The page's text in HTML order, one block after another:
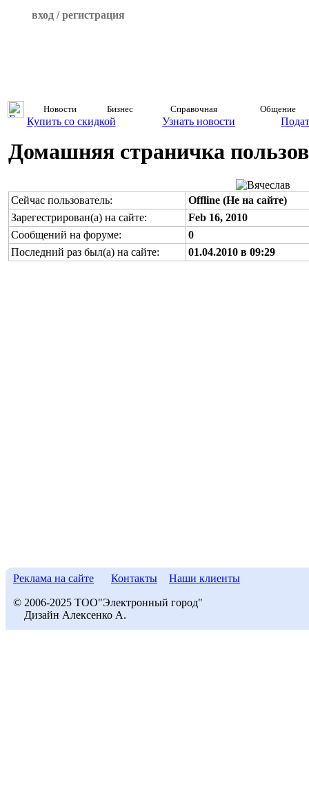
вход / регистрация
Новости Бизнес Справочная Общение
Купить со скидкой Узнать новости
Домашняя страничка
Сейчас пользователь:
Offline (Не на сайте)
Зарегестрирован(а) на сайте:
Feb 16, 2010
Сообщений на форуме:
0
Последний раз был(а) на сайте:
01.04.2010 в 09:29
Реклама на сайте Контакты Наши клиенты
© 2006-2025 ТОО"Электронный город"
Дизайн Алексенко А.